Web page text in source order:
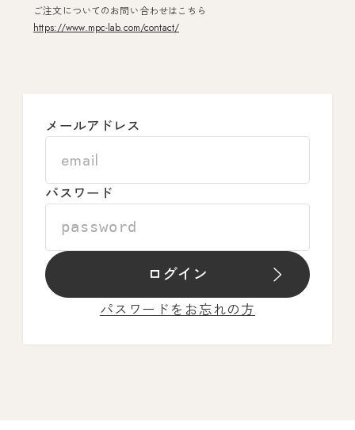
ご注文についてのお問い合わせはこちら
https://www.mpc-lab.com/contact/
メールアドレス
パスワード
ログイン
パスワードをお忘れの方